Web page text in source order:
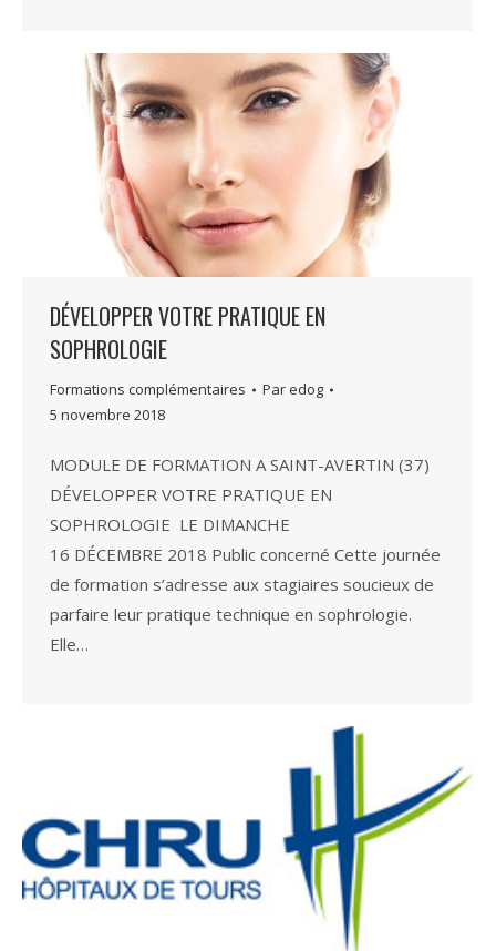
DÉVELOPPER VOTRE PRATIQUE EN
SOPHROLOGIE
Formations complémentaires Par edog
5 novembre 2018
MODULE DE FORMATION A SAINT-AVERTIN (37)
DÉVELOPPER VOTRE PRATIQUE EN
SOPHROLOGIE LE DIMANCHE
16 DÉCEMBRE 2018 Public concerné Cette journée
de formation s’adresse aux stagiaires soucieux de
parfaire leur pratique technique en sophrologie.
Elle…